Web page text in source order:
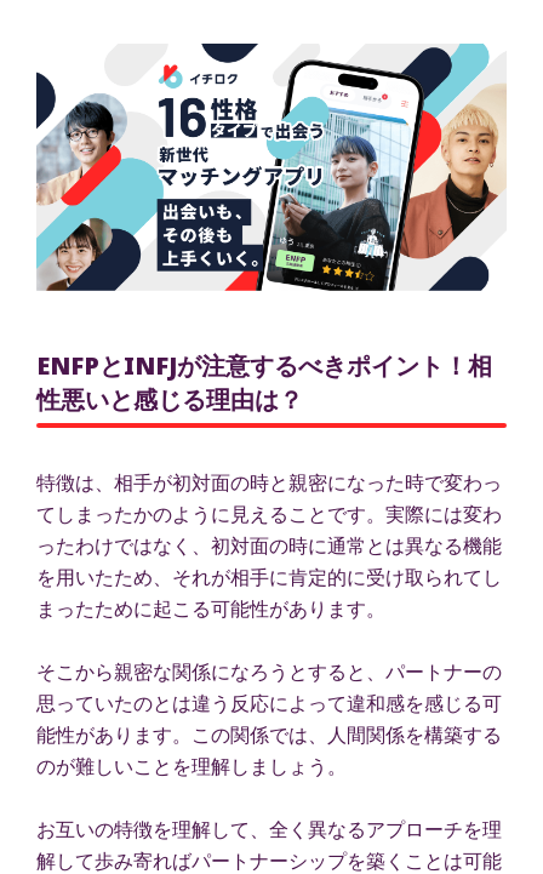
ENFPとINFJが注意するべきポイント！相
性悪いと感じる理由は？
特徴は、相手が初対面の時と親密になった時で変わっ
てしまったかのように見えることです。実際には変わ
ったわけではなく、初対面の時に通常とは異なる機能
を用いたため、それが相手に肯定的に受け取られてし
まったために起こる可能性があります。
そこから親密な関係になろうとすると、パートナーの
思っていたのとは違う反応によって違和感を感じる可
能性があります。この関係では、人間関係を構築する
のが難しいことを理解しましょう。
お互いの特徴を理解して、全く異なるアプローチを理
解して歩み寄ればパートナーシップを築くことは可能